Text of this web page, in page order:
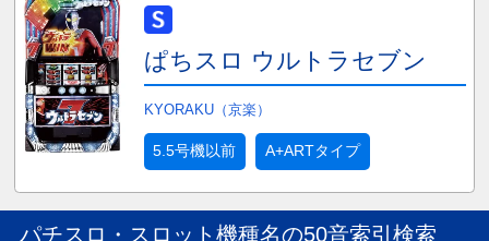
ぱちスロ ウルトラセブン
KYORAKU（京楽）
5.5号機以前 A+ARTタイプ
パチスロ・スロット機種名の50音索引検索